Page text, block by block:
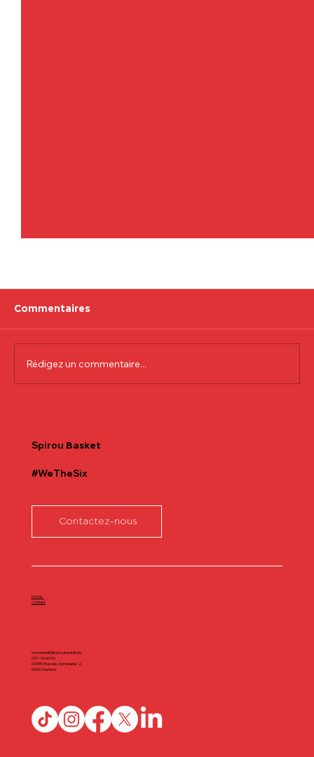
Commentaires
Rédigez un commentaire...
Spirou Basket
#WeTheSix
Contactez-nous
secretariat@spiroubasket.be
071/20.60.40
DÔME | Rue des olympiades 2,
6000 Charleroi
Home
Contact